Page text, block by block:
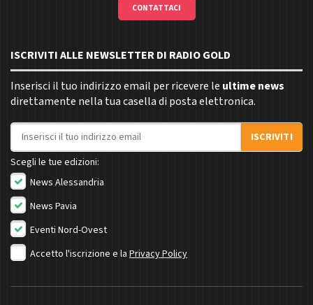
CONTATTACI
ISCRIVITI ALLE NEWSLETTER DI RADIO GOLD
Inserisci il tuo indirizzo email per ricevere le ultime news
direttamente nella tua casella di posta elettronica.
Indirizzo email
ISCRIVITI
Scegli le tue edizioni:
News Alessandria
News Pavia
Eventi Nord-Ovest
Accetto l'iscrizione e la Privacy Policy